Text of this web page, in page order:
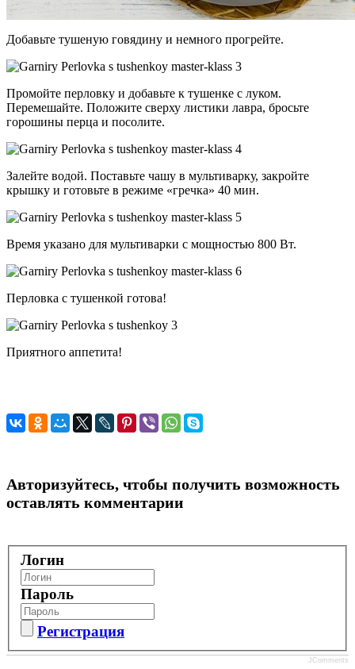
Добавьте тушеную говядину и немного прогрейте.
Промойте перловку и добавьте к тушенке с луком.
Перемешайте. Положите сверху листики лавра, бросьте
горошины перца и посолите.
Залейте водой. Поставьте чашу в мультиварку, закройте
крышку и готовьте в режиме «гречка» 40 мин.
Время указано для мультиварки с мощностью 800 Вт.
Перловка с тушенкой готова!
Приятного аппетита!
Авторизуйтесь, чтобы получить возможность
оставлять комментарии
Логин
Пароль
Регистрация
JComments